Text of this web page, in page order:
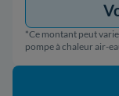
*Ce montant peut
pompe à chaleur air-